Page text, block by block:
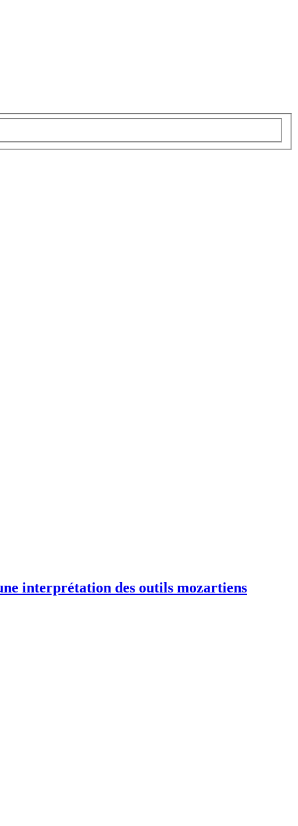
interprétation des outils mozartiens